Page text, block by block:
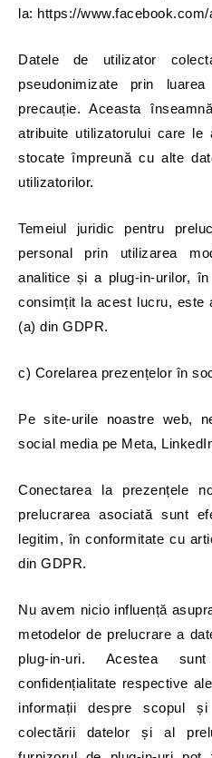
la: https://
Datele de utilizator
pseudonimizate prin
precauție. Aceasta
atribuite utilizatorului care le
stocate împreună cu alte
utilizatorilor.
Temeiul juridic pentru
personal prin utilizarea
analitice și a plug-in-urilor,
consimțit la acest lucru, este
(a) din GDPR.
c) Corelarea prezențelor în
Pe site-urile noastre web,
social media pe Meta,
Conectarea la prezențele
prelucrarea asociată sunt
legitim, în conformitate cu
din GDPR.
Nu avem nicio influență
metodelor de prelucrare a
plug-in-uri. Acestea
confidențialitate respective
informații despre scopul
colectării datelor și al